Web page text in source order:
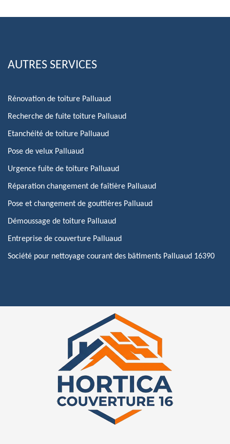
AUTRES SERVICES
Rénovation de toiture Palluaud
Recherche de fuite toiture Palluaud
Etanchéité de toiture Palluaud
Pose de velux Palluaud
Urgence fuite de toiture Palluaud
Réparation changement de faîtière Palluaud
Pose et changement de gouttières Palluaud
Démoussage de toiture Palluaud
Entreprise de couverture Palluaud
Société pour nettoyage courant des bâtiments Palluaud 16390